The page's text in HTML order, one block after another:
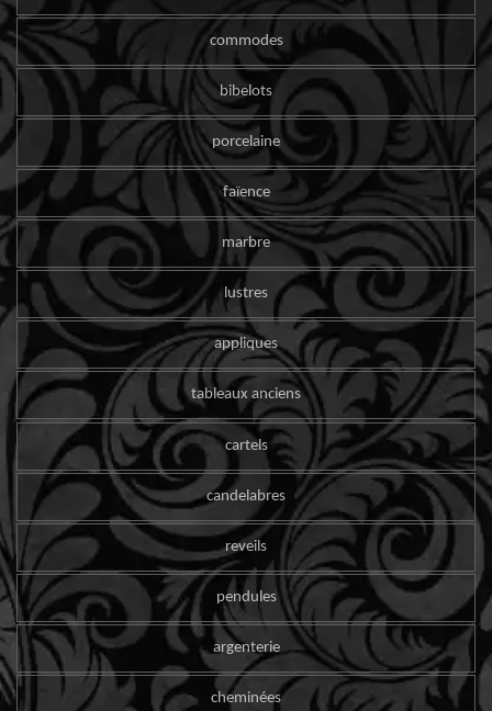
commodes
bibelots
porcelaine
faïence
marbre
lustres
appliques
tableaux anciens
cartels
candelabres
reveils
pendules
argenterie
cheminées